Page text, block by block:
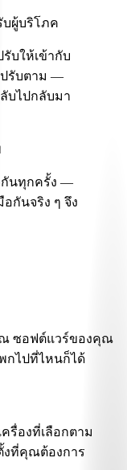
บผู้บริโภค
บให้เข้ากับ
รับตาม —
บไปกลับมา
กันทุกครั้ง —
กันจริง ๆ จึง
ซอฟต์แวร์ของคุณ
กไปที่ไหนก็ได้
รื่องที่เลือกตาม
งที่คุณต้องการ